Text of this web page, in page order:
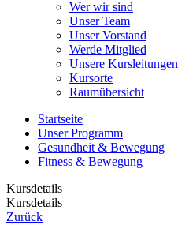
Wer wir sind
Unser Team
Unser Vorstand
Werde Mitglied
Unsere Kursleitungen
Kursorte
Raumübersicht
Startseite
Unser Programm
Gesundheit & Bewegung
Fitness & Bewegung
Kursdetails
Kursdetails
Zurück